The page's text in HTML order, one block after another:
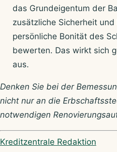
das Grundeigentum der
zusätzliche Sicherheit
persönliche Bonität des
bewerten. Das wirkt sich
aus.
Denken Sie bei der
nicht nur an die
notwendigen
Über Kreditzentrale
Kreditzentrale Redaktion